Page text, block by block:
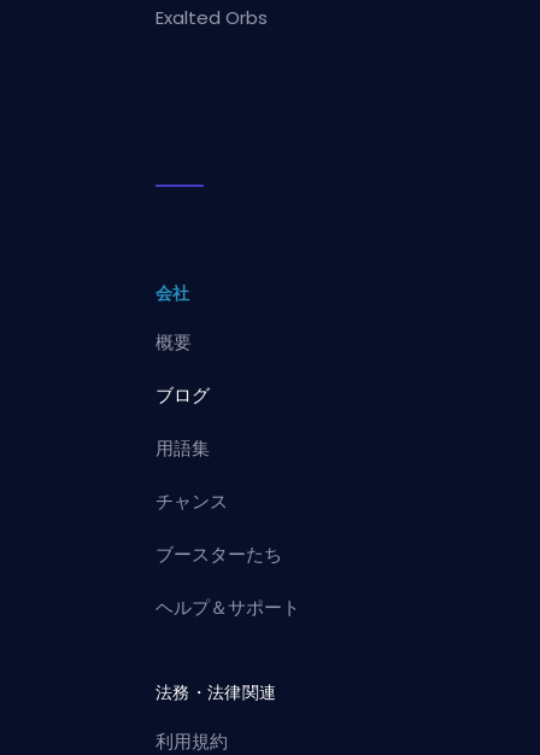
Exalted Orbs
会社
概要
ブログ
用語集
チャンス
ブースターたち
ヘルプ＆サポート
法務・法律関連
利用規約